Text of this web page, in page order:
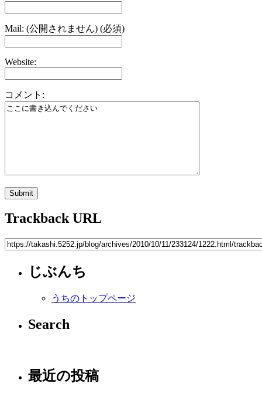
Mail: (公開されません) (必須)
Website:
コメント:
Trackback URL
じぶんち
うちのトップページ
Search
最近の投稿